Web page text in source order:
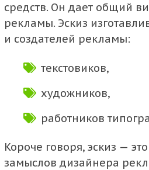
средств. Он дает общий
рекламы. Эскиз
и создателей рекламы:
текстовиков,
художников,
работников
Короче говоря, эскиз —
замыслов дизайнера